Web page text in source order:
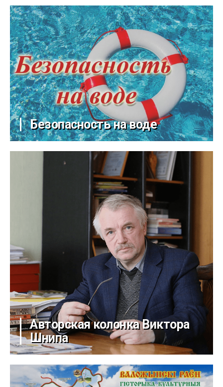
Безопасность на воде
Авторская колонка Виктора
Шнипа